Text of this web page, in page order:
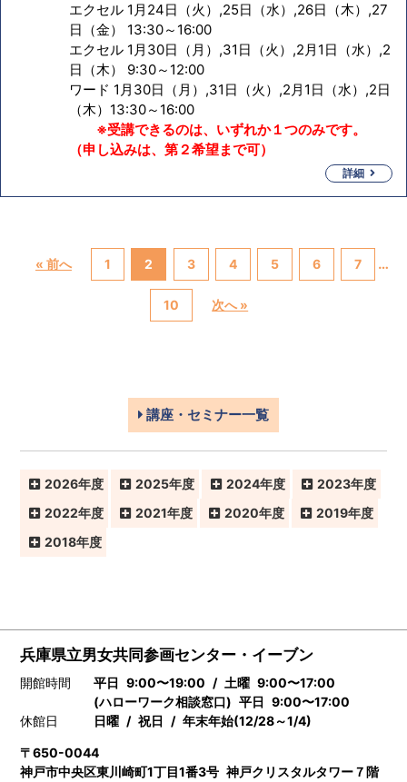
エクセル 1月24日（火）,25日（水）,26日（木）,27
日（金） 13:30～16:00
エクセル 1月30日（月）,31日（火）,2月1日（水）,2
日（木） 9:30～12:00
ワード 1月30日（月）,31日（火）,2月1日（水）,2日
（木）13:30～16:00
※受講できるのは、いずれか１つのみです。
（申し込みは、第２希望まで可）
詳細
« 前へ 1 2 3 4 5 6 7 …
10 次へ »
講座・セミナー一覧
2026 2025 2024
2023
2022
2021 2020
2019
2018
兵庫県立男女共同参画センター・イーブン
開館時間
平日 9:00〜19:00 / 土曜 9:00〜17:00
(ハローワーク相談窓口) 平日 9:00〜17:00
休館日
日曜 / 祝日 / 年末年始(12/28～1/4)
〒650-0044
神戸市中央区東川崎町1丁目1番3号 神戸クリスタルタワー７階